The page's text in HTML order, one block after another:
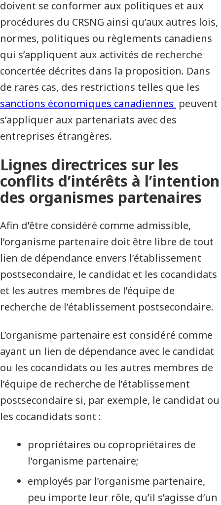
doivent se conformer aux politiques et aux
procédures du CRSNG ainsi qu’aux autres lois,
normes, politiques ou règlements canadiens
qui s’appliquent aux activités de recherche
concertée décrites dans la proposition. Dans
de rares cas, des restrictions telles que les
sanctions économiques canadiennes peuvent
s’appliquer aux partenariats avec des
entreprises étrangères.
Lignes directrices sur les
conflits d’intérêts à l’intention
des organismes partenaires
Afin d’être considéré comme admissible,
l’organisme partenaire doit être libre de tout
lien de dépendance envers l’établissement
postsecondaire, le candidat et les cocandidats
et les autres membres de l’équipe de
recherche de l’établissement postsecondaire.
L’organisme partenaire est considéré comme
ayant un lien de dépendance avec le candidat
ou les cocandidats ou les autres membres de
l’équipe de recherche de l’établissement
postsecondaire si, par exemple, le candidat ou
les cocandidats sont :
propriétaires ou copropriétaires de
l’organisme partenaire;
employés par l’organisme partenaire,
peu importe leur rôle, qu’il s’agisse d’un